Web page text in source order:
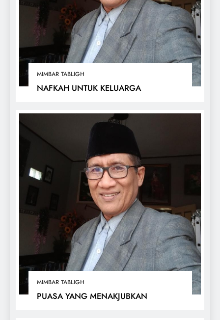
MIMBAR TABLIGH
NAFKAH UNTUK KELUARGA
MIMBAR TABLIGH
PUASA YANG MENAKJUBKAN